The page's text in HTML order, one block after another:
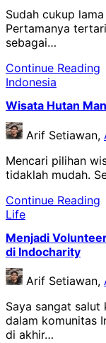
Sudah cukup
Pertamanya
sebagai…
Continue Reading
Indonesia
Wisata Hutan
Arif Setiawan,
Mencari pilihan
tidaklah mudah.
Continue Reading
Life
Menjadi
di Indocharity
Arif Setiawan,
Saya sangat
dalam komunitas
di akhir…